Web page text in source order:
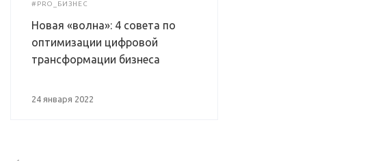
#PRO_БИЗНЕС
Новая «волна»: 4 совета по
оптимизации цифровой
трансформации бизнеса
24 января 2022